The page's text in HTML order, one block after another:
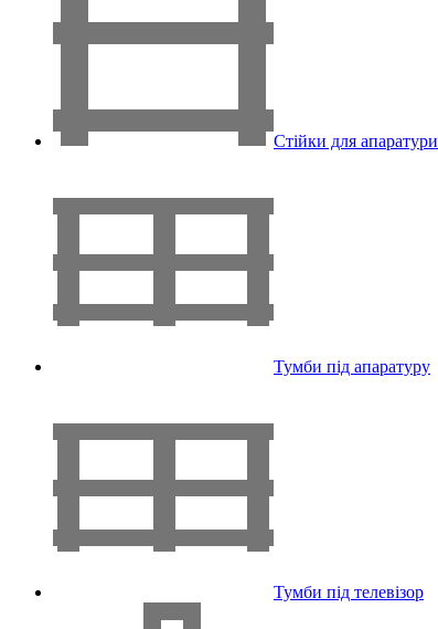
Стійки для апаратури
Тумби під апаратуру
Тумби під телевізор